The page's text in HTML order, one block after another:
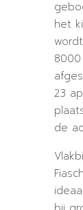
het
23
de